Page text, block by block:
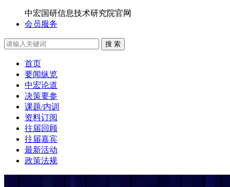
中宏国研信息技术研究院官网
会员服务
搜 索
首页
要闻纵览
中宏论道
决策要参
课题/内训
资料订阅
往届回顾
往届嘉宾
最新活动
政策法规